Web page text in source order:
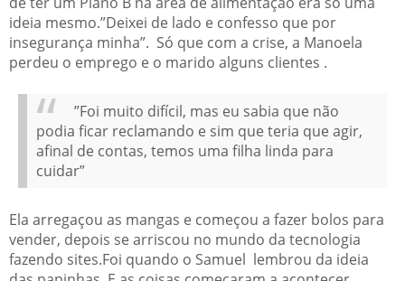
ideia mesmo.”Deixei de lado e confesso que por
insegurança minha”. Só que com a crise, a Manoela
perdeu o emprego e o marido alguns clientes .
”Foi muito difícil, mas eu sabia que não
podia ficar reclamando e sim que teria que agir,
afinal de contas, temos uma filha linda para
cuidar”
Ela arregaçou as mangas e começou a fazer bolos para
vender, depois se arriscou no mundo da tecnologia
fazendo sites.Foi quando o Samuel lembrou da ideia